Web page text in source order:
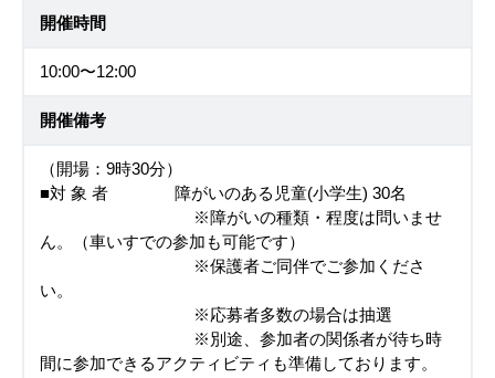
開催時間
10:00〜12:00
開催備考
（開場：9時30分）
■対 象 者 障がいのある児童(小学生) 30名
※障がいの種類・程度は問いませ
ん。（車いすでの参加も可能です）
※保護者ご同伴でご参加くださ
い。
※応募者多数の場合は抽選
※別途、参加者の関係者が待ち時
間に参加できるアクティビティも準備しております。